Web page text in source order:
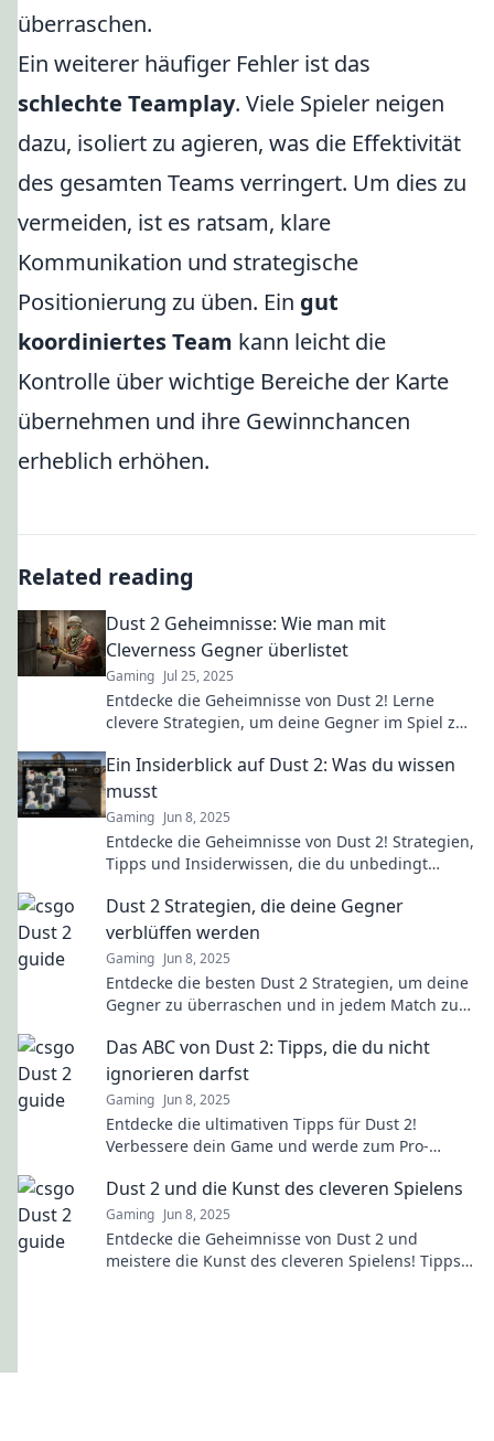
überraschen.
Ein weiterer häufiger Fehler ist das
schlechte Teamplay. Viele Spieler neigen
dazu, isoliert zu agieren, was die Effektivität
des gesamten Teams verringert. Um dies zu
vermeiden, ist es ratsam, klare
Kommunikation und strategische
Positionierung zu üben. Ein gut
koordiniertes Team kann leicht die
Kontrolle über wichtige Bereiche der Karte
übernehmen und ihre Gewinnchancen
erheblich erhöhen.
Related reading
Dust 2 Geheimnisse: Wie man mit
Cleverness Gegner überlistet
Gaming Jul 25, 2025
Entdecke die Geheimnisse von Dust 2! Lerne
clevere Strategien, um deine Gegner im Spiel zu
Ein Insiderblick auf Dust 2: Was du wissen
musst
Gaming Jun 8, 2025
Entdecke die Geheimnisse von Dust 2! Strategien,
Tipps und Insiderwissen, die du unbedingt
Dust 2 Strategien, die deine Gegner
verblüffen werden
Gaming Jun 8, 2025
Entdecke die besten Dust 2 Strategien, um deine
Gegner zu überraschen und in jedem Match zu
dich!
Das ABC von Dust 2: Tipps, die du nicht
ignorieren darfst
Gaming Jun 8, 2025
Entdecke die ultimativen Tipps für Dust 2!
Verbessere dein Game und werde zum Pro-
verpassen!
Dust 2 und die Kunst des cleveren Spielens
Gaming Jun 8, 2025
Entdecke die Geheimnisse von Dust 2 und
meistere die Kunst des cleveren Spielens! Tipps,